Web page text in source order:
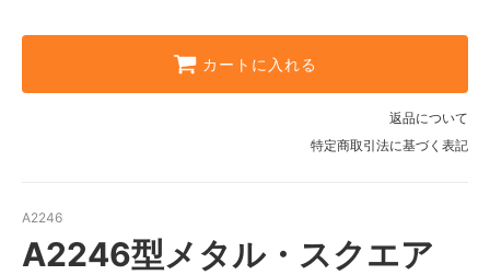
カートに入れる
返品について
特定商取引法に基づく表記
A2246
A2246型メタル・スクエア